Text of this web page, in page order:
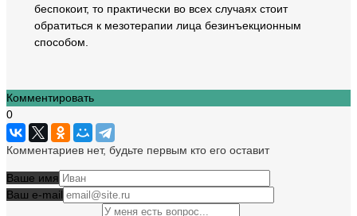
беспокоит, то практически во всех случаях стоит
обратиться к мезотерапии лица безинъекционным
способом.
Комментировать
0
Комментариев нет, будьте первым кто его оставит
Ваше имя
Ваш e-mail